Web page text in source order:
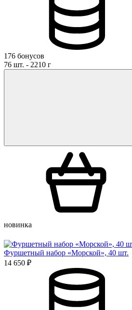
176 бонусов
76 шт. - 2210 г
новинка
Фуршетный набор «Морской», 40 шт.
14 650 ₽